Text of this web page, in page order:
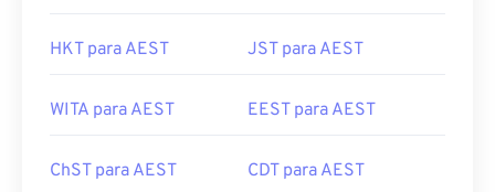
HKT para AEST JST para AEST
WITA para AEST EEST para AEST
ChST para AEST CDT para AEST